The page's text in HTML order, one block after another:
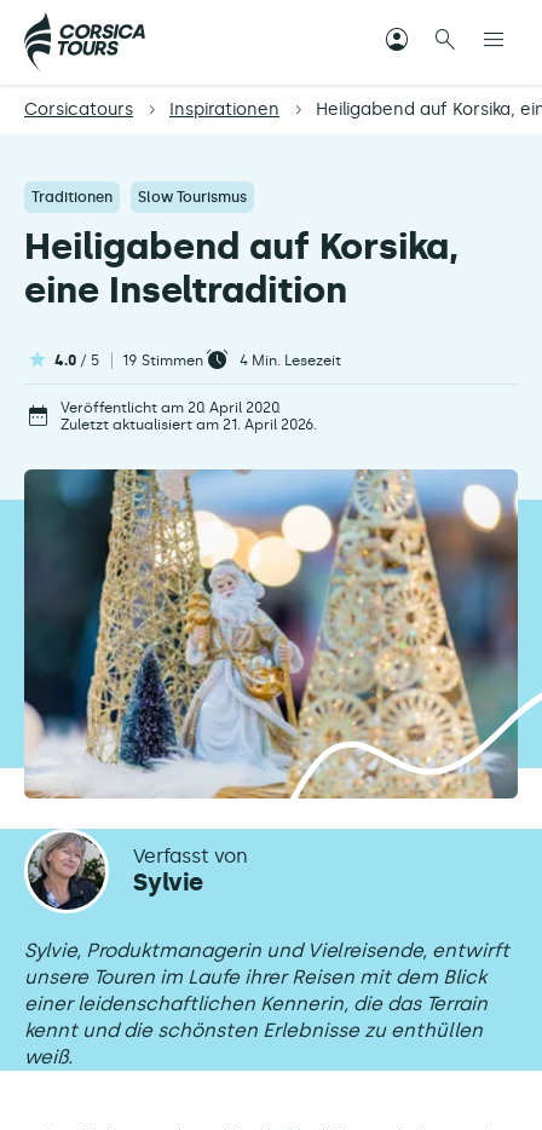
Corsicatours Inspirationen Heiligabend auf Korsika,
Traditionen Slow Tourismus
Heiligabend auf Korsika,
eine Inseltradition
4.0 / 5 19 Stimmen 4 Min. Lesezeit
Veröffentlicht am 20. April 2020.
Zuletzt aktualisiert am 21. April 2026.
Verfasst von
Sylvie
Sylvie, Produktmanagerin und Vielreisende, entwirft
unsere Touren im Laufe ihrer Reisen mit dem Blick
einer leidenschaftlichen Kennerin, die das Terrain
kennt und die schönsten Erlebnisse zu enthüllen
weiß.